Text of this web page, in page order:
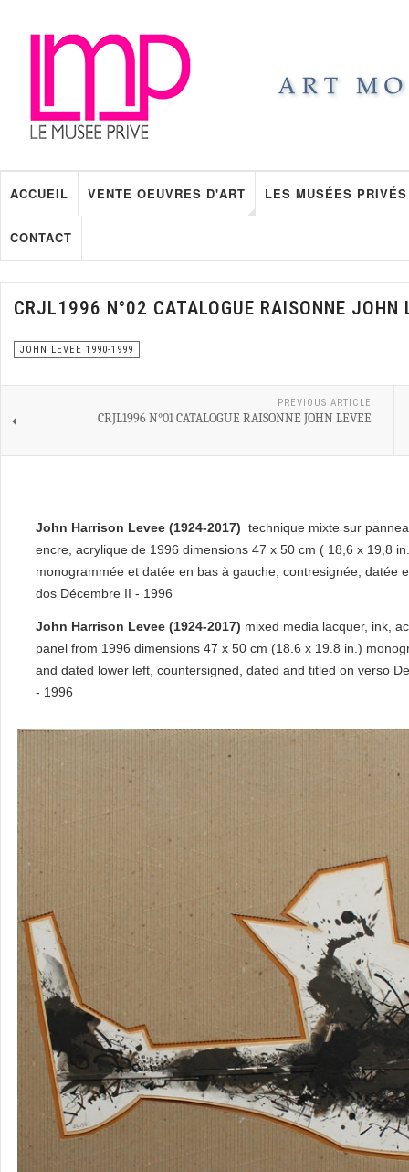
ACCUEIL VENTE OEUVRES D'ART LES MUSÉES PRIVÉS
CONTACT
CRJL1996 N°02 CATALOGUE RAISONNE JOHN
JOHN LEVEE 1990-1999
PREVIOUS ARTICLE
CRJL1996 N°01 CATALOGUE RAISONNE JOHN LEVEE
John Harrison Levee (1924-2017) technique mixte sur
encre, acrylique de 1996 dimensions 47 x 50 cm ( 18,6 x 19,8
monogrammée et datée en bas à gauche, contresignée, datée
dos Décembre II - 1996
John Harrison Levee (1924-2017) mixed media lacquer, ink,
panel from 1996 dimensions 47 x 50 cm (18.6 x 19.8 in.)
and dated lower left, countersigned, dated and titled on verso
- 1996